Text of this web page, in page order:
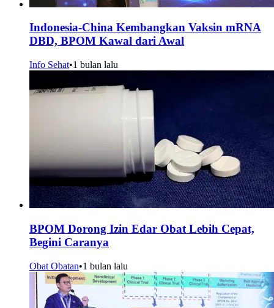
Indonesia-China Kembangkan Vaksin mRNA
DBD, BPOM Kawal dari Awal
Info Sehat•1 bulan lalu
BPOM Dorong Izin Edar Obat Lebih Cepat,
Begini Caranya
Obat Obatan•1 bulan lalu